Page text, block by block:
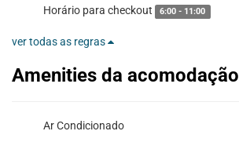
Horário para checkout 6:00 - 11:00
ver todas as regras
Amenities da acomodação
Ar Condicionado